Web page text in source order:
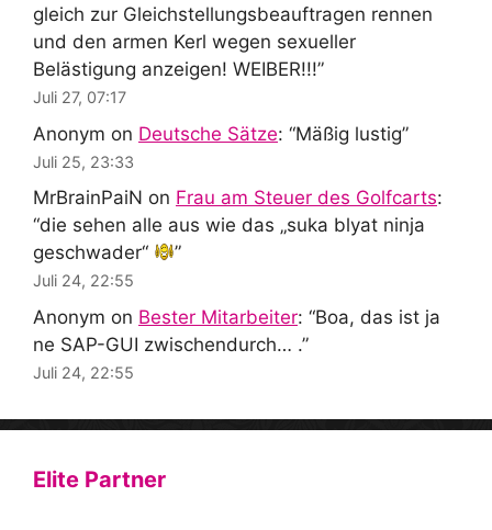
gleich zur Gleichstellungsbeauftragen rennen
und den armen Kerl wegen sexueller
Belästigung anzeigen! WEIBER!!!”
Juli 27, 07:17
Anonym on Deutsche Sätze: “Mäßig lustig”
Juli 25, 23:33
MrBrainPaiN on Frau am Steuer des Golfcarts:
“die sehen alle aus wie das „suka blyat ninja
geschwader“
”
Juli 24, 22:55
Anonym on Bester Mitarbeiter: “Boa, das ist ja
ne SAP-GUI zwischendurch… .”
Juli 24, 22:55
Elite Partner